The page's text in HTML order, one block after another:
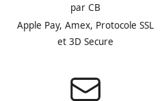
par CB
Apple Pay, Amex, Protocole SSL
et 3D Secure